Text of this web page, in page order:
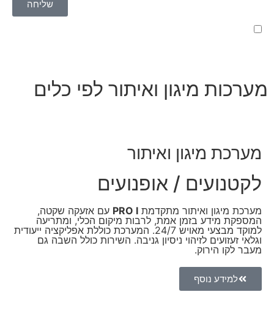
שליחה
מערכות מיגון ואיתור לפי כלים
מערכת מיגון ואיתור
לקטנועים / אופנועים
מערכת מיגון ואיתור מתקדמת PRO I עם אזעקה שקטה,
המספקת מידע בזמן אמת, לרבות מיקום הכלי, ומתריעה
למוקד מבצעי מאויש 24/7. המערכת כוללת אפליקציה ייעודית
וגלאי זעזועים לזיהוי ניסיון גניבה. השירות כולל השבה גם
מעבר לקו הירוק.
למידע נוסף